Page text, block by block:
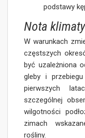
podstawy
Nota
W warunkach
częstszych
być uzależniona
gleby i
pierwszych
szczególnej
wilgotności
zimach
rośliny.